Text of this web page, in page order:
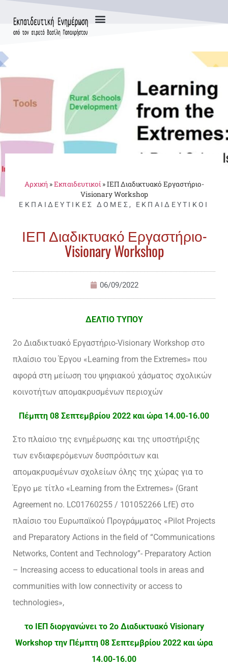
Αρχική »Εκπαιδευτικοί»ΙΕΠ Διαδικτυακό Εργαστήριο-
Visionary Workshop
ΕΚΠΑΙΔΕΥΤΙΚΈΣ ΔΟΜΈΣ , ΕΚΠΑΙΔΕΥΤΙΚΟΊ
ΙΕΠ Διαδικτυακό Εργαστήριο-
Visionary Workshop
06/09/2022
ΔΕΛΤΙΟ ΤΥΠΟΥ
2ο Διαδικτυακό Εργαστήριο-Visionary Workshop στο
πλαίσιο του Έργου «Learning from the Extremes» που
αφορά στη μείωση του ψηφιακού χάσματος σχολικών
κοινοτήτων απομακρυσμένων περιοχών
Πέμπτη 08 Σεπτεμβρίου 2022 και ώρα 14.00-16.00
Στο πλαίσιο της ενημέρωσης και της υποστήριξης
των ενδιαφερόμενων δυσπρόσιτων και
απομακρυσμένων σχολείων όλης της χώρας για το
Έργο με τίτλο «Learning from the Extremes» (Grant
Agreement no. LC01760255 / 101052266 LfE) στο
πλαίσιο του Ευρωπαϊκού Προγράμματος «Pilot Projects
and Preparatory Actions in the field of “Communications
Networks, Content and Technology”- Preparatory Action
– Increasing access to educational tools in areas and
communities with low connectivity or access to
technologies»,
το ΙΕΠ διοργανώνει το 2ο Διαδικτυακό Visionary
Workshop την Πέμπτη 08 Σεπτεμβρίου 2022 και ώρα
14.00-16.00